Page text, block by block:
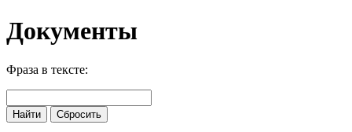
Документы
Фраза в тексте: